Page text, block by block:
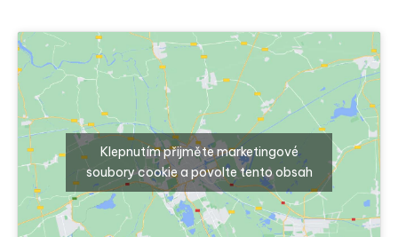
Klepnutím přijměte marketingové
soubory cookie a povolte tento obsah